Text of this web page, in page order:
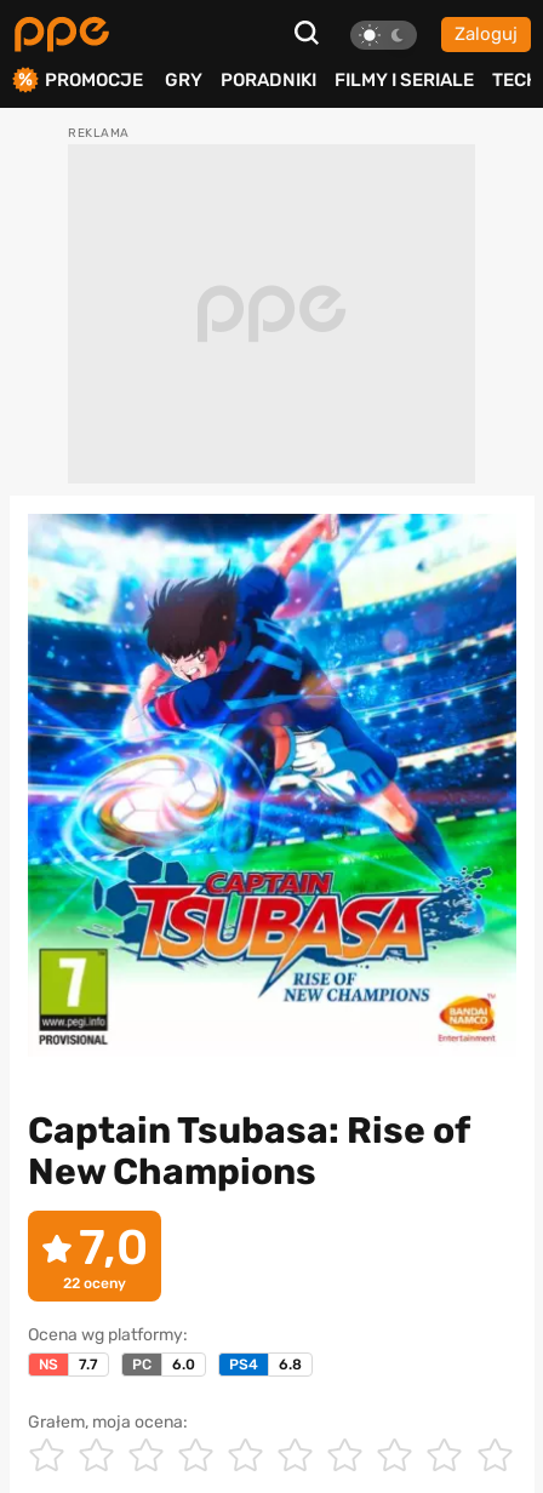
Zaloguj
PROMOCJE GRY PORADNIKI FILMY I SERIALE TECH
Captain Tsubasa: Rise of
New Champions
7,0
22oceny
Ocena wg platformy:
NS 7.7 PC 6.0 PS4 6.8
Grałem, moja ocena: